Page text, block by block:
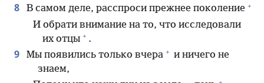
8 В самом деле, расспроси прежнее поколение +
И обрати внимание на то, что исследовали
их отцы + .
9 Мы появились только вчера + и ничего не
знаем,